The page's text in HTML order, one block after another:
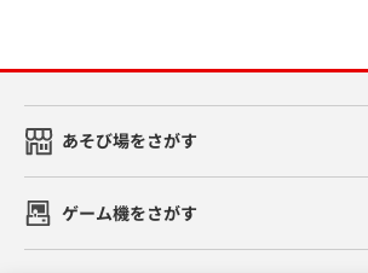
あそび場をさがす
ゲーム機をさがす